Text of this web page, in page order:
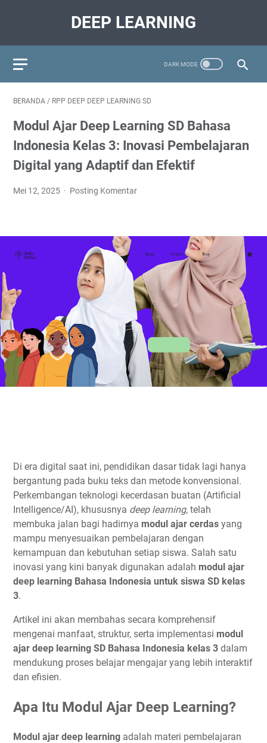
DEEP LEARNING
BERANDA / RPP DEEP DEEP LEARNING SD
Modul Ajar Deep Learning SD Bahasa
Indonesia Kelas 3: Inovasi Pembelajaran
Digital yang Adaptif dan Efektif
Mei 12, 2025 Posting Komentar
Di era digital saat ini, pendidikan dasar tidak lagi hanya
bergantung pada buku teks dan metode konvensional.
Perkembangan teknologi kecerdasan buatan (Artificial
Intelligence/AI), khususnya deep learning, telah
membuka jalan bagi hadirnya modul ajar cerdas yang
mampu menyesuaikan pembelajaran dengan
kemampuan dan kebutuhan setiap siswa. Salah satu
inovasi yang kini banyak digunakan adalah modul ajar
deep learning Bahasa Indonesia untuk siswa SD kelas
3.
Artikel ini akan membahas secara komprehensif
mengenai manfaat, struktur, serta implementasi modul
ajar deep learning SD Bahasa Indonesia kelas 3 dalam
mendukung proses belajar mengajar yang lebih interaktif
dan efisien.
Apa Itu Modul Ajar Deep Learning?
Modul ajar deep learning adalah materi pembelajaran